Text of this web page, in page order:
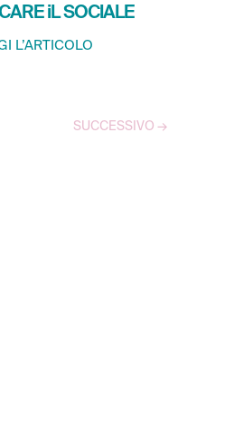
iL SOCIALE
L’ARTICOLO
SUCCESSIVO →